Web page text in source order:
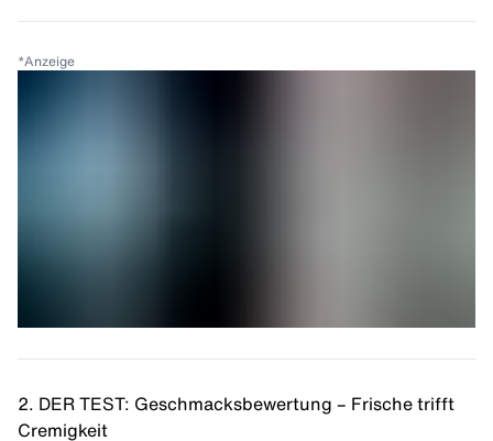
*Anzeige
2. DER TEST: Geschmacksbewertung – Frische trifft
Cremigkeit